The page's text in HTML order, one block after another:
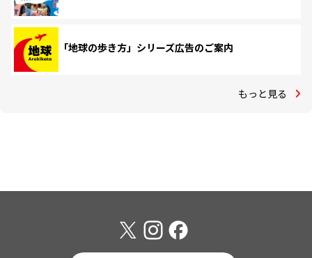
「地球の歩き方」シリーズ広告のご案内
もっと見る